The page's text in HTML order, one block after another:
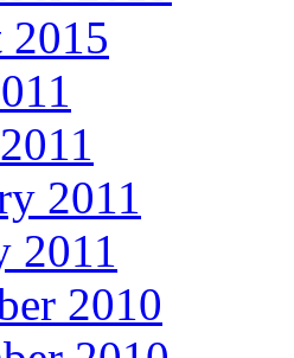
2015
2011
2011
2010